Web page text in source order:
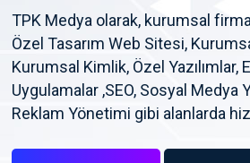
TPK Medya olarak, kurumsal
Özel Tasarım Web Sitesi,
Kurumsal Kimlik, Özel Yazılımlar,
Uygulamalar ,SEO, Sosyal Medya
Reklam Yönetimi gibi alanlarda